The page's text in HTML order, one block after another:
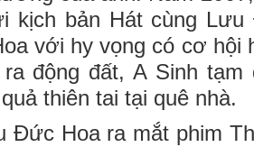
kịch bản Hát cùng
với hy vọng có cơ hội
động đất, A Sinh
thiên tai tại quê nhà.
Đức Hoa ra mắt phim